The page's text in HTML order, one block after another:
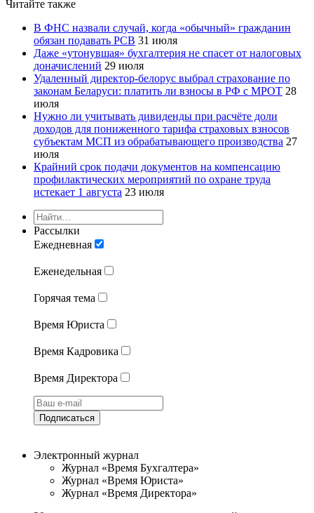
Читайте также
В ФНС назвали случай, когда «обычный» гражданин
обязан подавать РСВ 31 июля
Даже «утонувшая» бухгалтерия не спасет от налоговых
доначислений 29 июля
Удаленный директор-белорус выбрал страхование по
законам Беларуси: платить ли взносы в РФ с МРОТ 28
июля
Нужно ли учитывать дивиденды при расчёте доли
доходов для пониженного тарифа страховых взносов
субъектам МСП из обрабатывающего производства 27
июля
Крайний срок подачи документов на компенсацию
профилактических мероприятий по охране труда
истекает 1 августа 23 июля
Рассылки
Ежедневная
Еженедельная
Горячая тема
Время Юриста
Время Кадровика
Время Директора
Подписаться
Электронный журнал
Журнал «Время Бухгалтера»
Журнал «Время Юриста»
Журнал «Время Директора»